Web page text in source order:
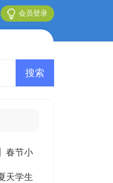
会员登录
春节小
4篇
天学生